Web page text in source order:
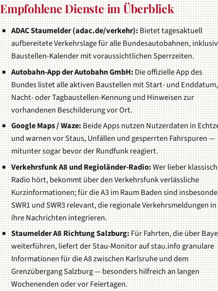
Empfohlene Dienste im Überblick
ADAC Staumelder (adac.de/verkehr):Bietet tagesaktuell
aufbereitete Verkehrslage für alle Bundesautobahnen,
Baustellen-Kalender mit voraussichtlichen Sperrzeiten.
Autobahn-App der Autobahn GmbH:Die offizielle App des
Bundes listet alle aktiven Baustellen mit Start- und Enddatum,
Nacht- oder Tagbaustellen-Kennung und Hinweisen zur
vorhandenen Beschilderung vor Ort.
Google Maps / Waze:Beide Apps nutzen Nutzerdaten in
und warnen vor Staus, Unfällen und gesperrten Fahrspuren —
mitunter sogar bevor der Rundfunk reagiert.
Verkehrsfunk A8 und Regioländer-Radio:Wer lieber klassisch
Radio hört, bekommt über den Verkehrsfunk verlässliche
Kurzinformationen; für die A3 im Raum Baden sind
SWR1 und SWR3 relevant, die regionale Verkehrsmeldungen in
ihre Nachrichten integrieren.
Staumelder A8 Richtung Salzburg:Für Fahrten, die über
weiterführen, liefert der Stau-Monitor auf stau.info granulare
Informationen für die A8 zwischen Karlsruhe und dem
Grenzübergang Salzburg — besonders hilfreich an langen
Wochenenden oder vor Feiertagen.